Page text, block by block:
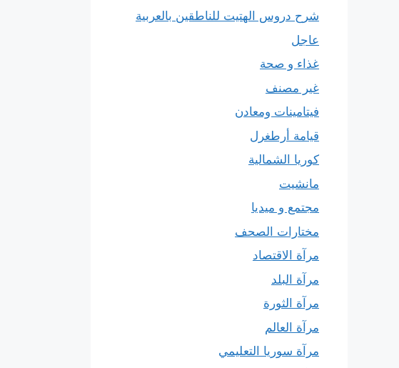
شرح دروس الهتيت للناطقين بالعربية
عاجل
غذاء و صحة
غير مصنف
فيتامينات ومعادن
قيامة أرطغرل
كوريا الشمالية
مانشيت
مجتمع و ميديا
مختارات الصحف
مرآة الاقتصاد
مرآة البلد
مرآة الثورة
مرآة العالم
مرآة سوريا التعليمي